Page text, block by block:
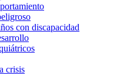
con discapacidad
crisis